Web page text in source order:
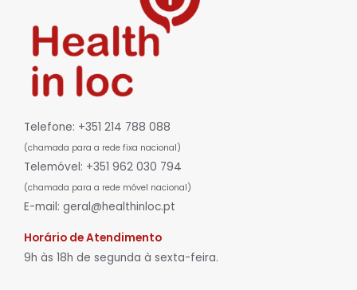
Telefone: +351 214 788 088
(chamada para a rede fixa nacional)
Telemóvel: +351 962 030 794
(chamada para a rede móvel nacional)
E-mail: geral@healthinloc.pt
Horário de Atendimento
9h às 18h de segunda à sexta-feira.